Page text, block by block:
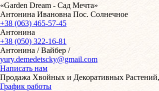
«Garden Dream - Сад Мечта»
Антонина Ивановна Пос. Солнечное
+38 (063) 465-57-45
Антонина
+38 (050) 322-16-81
Антонина / Вайбер /
yury.demedetscky@gmail.com
Написать нам
Продажа Хвойных и Декоративных
График работы